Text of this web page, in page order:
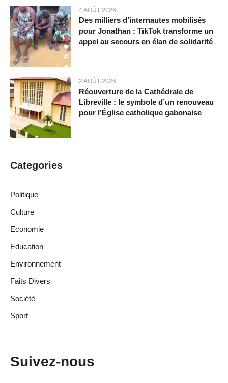
4 AOÛT 2026
Des milliers d’internautes mobilisés
pour Jonathan : TikTok transforme un
appel au secours en élan de solidarité
2 AOÛT 2026
Réouverture de la Cathédrale de
Libreville : le symbole d’un renouveau
pour l’Église catholique gabonaise
Categories
Politique
Culture
Economie
Education
Environnement
Faits Divers
Société
Sport
Suivez-nous